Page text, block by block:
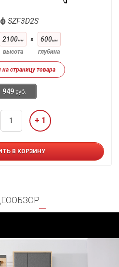
SZF3D2S
2100мм
высота
x 600мм
глубина
на страницу товара
949 руб.
+ 1
В КОРЗИНУ